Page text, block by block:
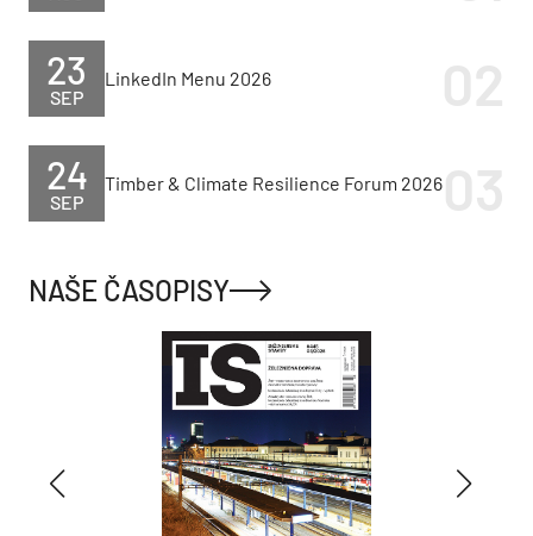
SEP
23 LinkedIn Menu 2026
SEP
24 Timber & Climate Resilience Forum 2026
NAŠE ČASOPISY